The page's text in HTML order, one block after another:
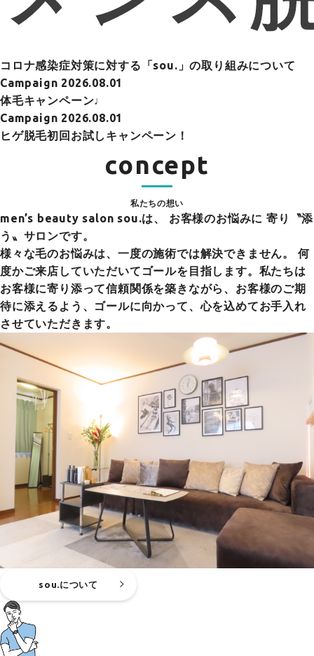
コロナ感染症対策に対する「sou.」の取り組みについて
Campaign 2026.08.01
体毛キャンペーン♩
Campaign 2026.08.01
ヒゲ脱毛初回お試しキャンペーン！
concept
私たちの想い
men’s beauty salon sou.は、
お客様のお悩みに 寄り〝添
う〟サロンです。
様々な毛のお悩みは、一度の施術では解決できません。 何
度かご来店していただいてゴールを目指します。私たちは
お客様に寄り添って信頼関係を築きながら、お客様のご期
待に添えるよう、ゴールに向かって、心を込めてお手入れ
させていただきます。
sou.について